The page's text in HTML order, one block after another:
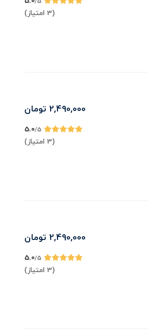
(3 امتیاز)
2,490,000 تومان
5.0/5
(3 امتیاز)
2,490,000 تومان
5.0/5
(3 امتیاز)